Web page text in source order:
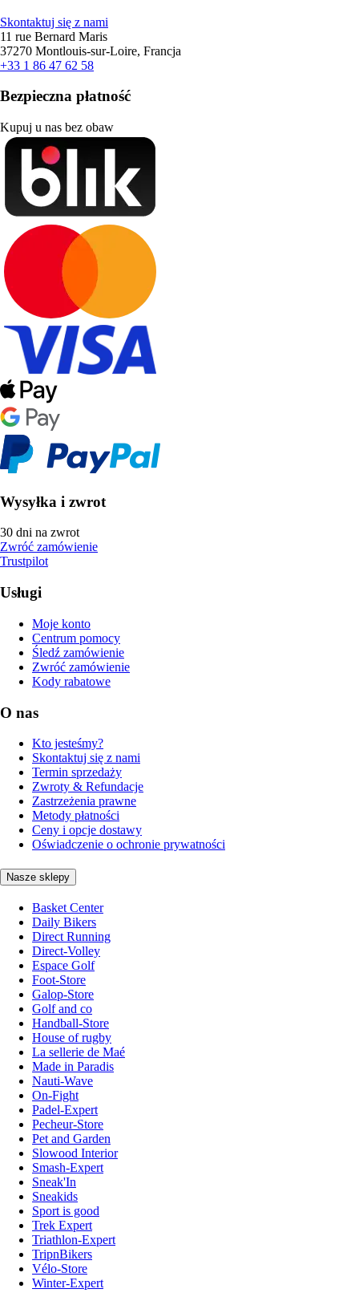
Skontaktuj się z nami
11 rue Bernard Maris
37270 Montlouis-sur-Loire, Francja
+33 1 86 47 62 58
Bezpieczna płatność
Kupuj u nas bez obaw
Wysyłka i zwrot
30 dni na zwrot
Zwróć zamówienie
Trustpilot
Usługi
Moje konto
Centrum pomocy
Śledź zamówienie
Zwróć zamówienie
Kody rabatowe
O nas
Kto jesteśmy?
Skontaktuj się z nami
Termin sprzedaży
Zwroty & Refundacje
Zastrzeżenia prawne
Metody płatności
Ceny i opcje dostawy
Oświadczenie o ochronie prywatności
Nasze sklepy
Basket Center
Daily Bikers
Direct Running
Direct-Volley
Espace Golf
Foot-Store
Galop-Store
Golf and co
Handball-Store
House of rugby
La sellerie de Maé
Made in Paradis
Nauti-Wave
On-Fight
Padel-Expert
Pecheur-Store
Pet and Garden
Slowood Interior
Smash-Expert
Sneak'In
Sneakids
Sport is good
Trek Expert
Triathlon-Expert
TripnBikers
Vélo-Store
Winter-Expert